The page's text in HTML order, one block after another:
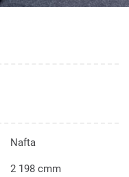
Nafta
2 198 cmm